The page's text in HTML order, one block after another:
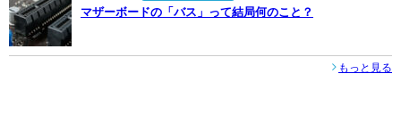
マザーボードの「バス」って結局何のこと？
もっと見る